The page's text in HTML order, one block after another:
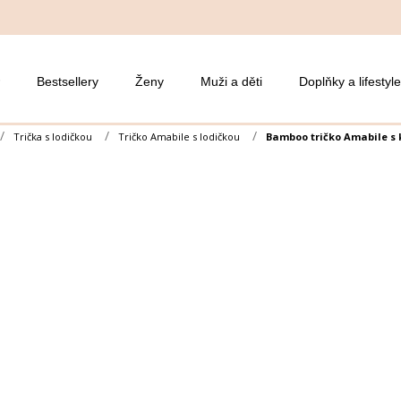
Bestsellery Ženy Muži a děti Doplňky a lifestyle
Trička s lodičkou Tričko Amabile s lodičkou Bamboo tričko Amabile s